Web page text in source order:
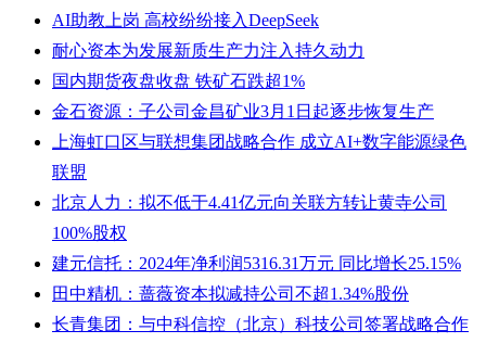
AI助教上岗 高校纷纷接入DeepSeek
耐心资本为发展新质生产力注入持久动力
国内期货夜盘收盘 铁矿石跌超1%
金石资源：子公司金昌矿业3月1日起逐步恢复生产
上海虹口区与联想集团战略合作 成立AI+数字能源绿色
联盟
北京人力：拟不低于4.41亿元向关联方转让黄寺公司
100%股权
建元信托：2024年净利润5316.31万元 同比增长25.15%
田中精机：蔷薇资本拟减持公司不超1.34%股份
长青集团：与中科信控（北京）科技公司签署战略合作